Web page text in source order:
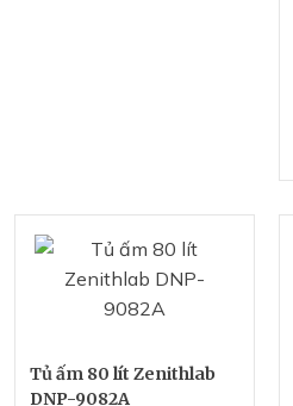
Tủ ấm 80 lít Zenithlab
DNP-9082A